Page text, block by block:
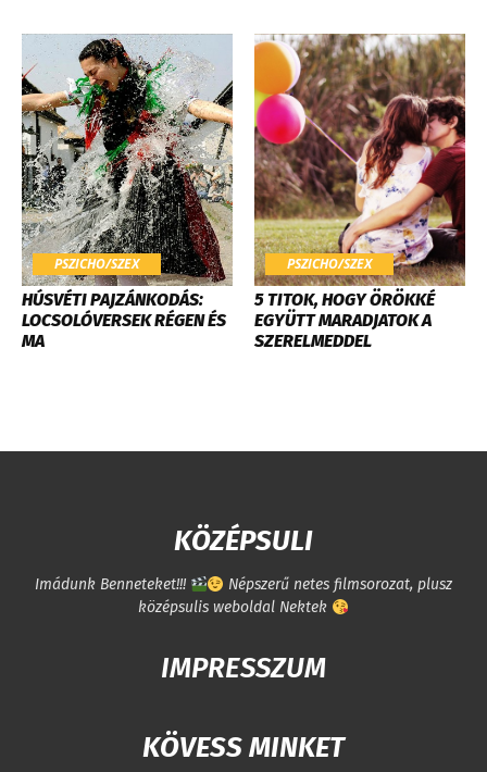
PSZICHO/SZEX
HÚSVÉTI PAJZÁNKODÁS:
LOCSOLÓVERSEK RÉGEN ÉS
MA
PSZICHO/SZEX
5 TITOK, HOGY ÖRÖKKÉ
EGYÜTT MARADJATOK A
SZERELMEDDEL
KÖZÉPSULI
Imádunk Benneteket!!!
Népszerű netes filmsorozat, plusz
középsulis weboldal Nektek
IMPRESSZUM
KÖVESS MINKET